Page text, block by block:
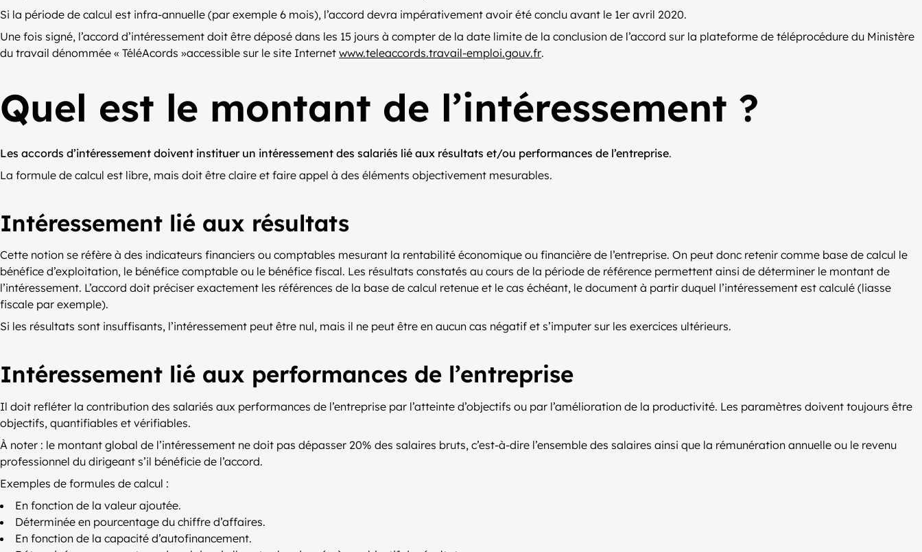
Si la période de calcul est infra-annuelle (par exemple 6 mois), l’accord devra impérativement avoir été conclu avant le 1er avril 2020.
Une fois signé, l’accord d’intéressement doit être déposé dans les 15 jours à compter de la date limite de la conclusion de l’accord sur la plateforme de téléprocédure du Ministère
du travail dénommée « TéléAcords »accessible sur le site Internet www.teleaccords.travail-emploi.gouv.fr.
Quel est le montant de l’intéressement ?
Les accords d’intéressement doivent instituer un intéressement des salariés lié aux résultats et/ou performances de l’entreprise.
La formule de calcul est libre, mais doit être claire et faire appel à des éléments objectivement mesurables.
Intéressement lié aux résultats
Cette notion se réfère à des indicateurs financiers ou comptables mesurant la rentabilité économique ou financière de l’entreprise. On peut donc retenir comme base de calcul le
bénéfice d’exploitation, le bénéfice comptable ou le bénéfice fiscal. Les résultats constatés au cours de la période de référence permettent ainsi de déterminer le montant de
l’intéressement. L’accord doit préciser exactement les références de la base de calcul retenue et le cas échéant, le document à partir duquel l’intéressement est calculé (liasse
fiscale par exemple).
Si les résultats sont insuffisants, l’intéressement peut être nul, mais il ne peut être en aucun cas négatif et s’imputer sur les exercices ultérieurs.
Intéressement lié aux performances de l’entreprise
Il doit refléter la contribution des salariés aux performances de l’entreprise par l’atteinte d’objectifs ou par l’amélioration de la productivité. Les paramètres doivent toujours être
objectifs, quantifiables et vérifiables.
À noter : le montant global de l’intéressement ne doit pas dépasser 20% des salaires bruts, c’est-à-dire l’ensemble des salaires ainsi que la rémunération annuelle ou le revenu
professionnel du dirigeant s’il bénéficie de l’accord.
Exemples de formules de calcul :
En fonction de la valeur ajoutée.
Déterminée en pourcentage du chiffre d’affaires.
En fonction de la capacité d’autofinancement.